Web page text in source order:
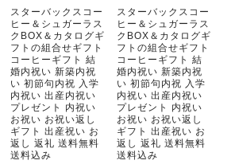
スターバックスコー
ヒー＆シュガーラス
クBOX＆カタログギ
フトの組合せギフト
コーヒーギフト 結
婚内祝い 新築内祝
い 初節句内祝 入学
内祝い 出産内祝い
プレゼント 内祝い
お祝い お祝い返し
ギフト 出産祝い お
返し 返礼 送料無料
送料込み
スターバックスコー
ヒー＆シュガーラス
クBOX＆カタログギ
フトの組合せギフト
コーヒーギフト 結
婚内祝い 新築内祝
い 初節句内祝 入学
内祝い 出産内祝い
プレゼント 内祝い
お祝い お祝い返し
ギフト 出産祝い お
返し 返礼 送料無料
送料込み